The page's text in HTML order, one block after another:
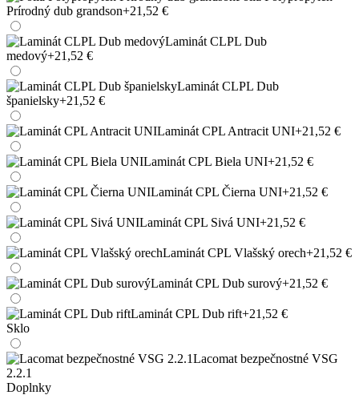
Prírodný dub grandson+21,52 €
Laminát CLPL Dub
medový+21,52 €
Laminát CLPL Dub
španielsky+21,52 €
Laminát CPL Antracit UNI+21,52 €
Laminát CPL Biela UNI+21,52 €
Laminát CPL Čierna UNI+21,52 €
Laminát CPL Sivá UNI+21,52 €
Laminát CPL Vlašský orech+21,52 €
Laminát CPL Dub surový+21,52 €
Laminát CPL Dub rift+21,52 €
Sklo
Lacomat bezpečnostné VSG
2.2.1
Doplnky